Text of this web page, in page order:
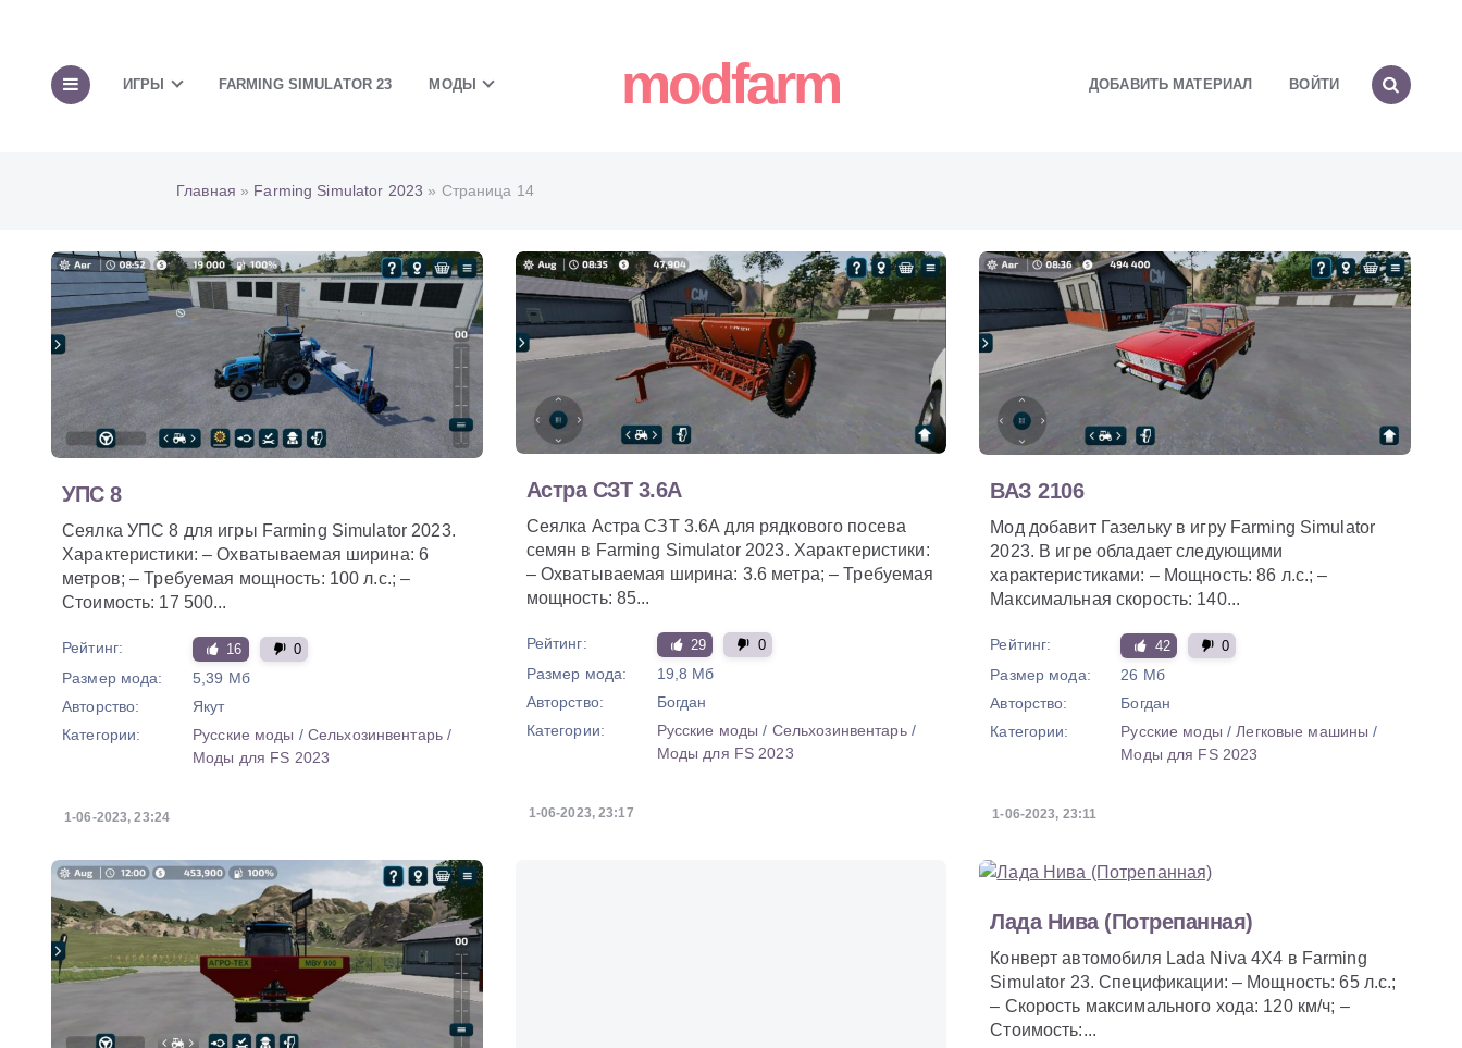
ИГРЫ FARMING SIMULATOR 23 МОДЫ modfarm ДОБАВИТЬ МАТЕРИАЛ ВОЙТИ
Главная » Farming Simulator 2023 » Страница 14
УПС 8
Сеялка УПС 8 для игры Farming Simulator 2023.
Характеристики: – Охватываемая ширина: 6
метров; – Требуемая мощность: 100 л.с.; –
Стоимость: 17 500...
Рейтинг: 16 0
Размер мода:
5,39 Мб
Авторство:
Якут
Категории:
Русские моды / Сельхозинвентарь /
Моды для FS 2023
1-06-2023, 23:24
Астра СЗТ 3.6А
Сеялка Астра СЗТ 3.6А для рядкового посева
семян в Farming Simulator 2023. Характеристики:
– Охватываемая ширина: 3.6 метра; – Требуемая
мощность: 85...
Рейтинг: 29 0
Размер мода:
19,8 Мб
Авторство:
Богдан
Категории:
Русские моды / Сельхозинвентарь/
Моды для FS 2023
1-06-2023, 23:17
ВАЗ 2106
Мод добавит Газельку в игру Farming Simulator
2023. В игре обладает следующими
характеристиками: – Мощность: 86 л.с.; –
Максимальная скорость: 140...
Рейтинг: 42 0
Размер мода:
26 Мб
Авторство:
Богдан
Категории:
Русские моды / Легковые машины /
Моды для FS 2023
1-06-2023, 23:11
Лада Нива (Потрепанная)
Конверт автомобиля Lada Niva 4X4 в Farming
Simulator 23. Спецификации: – Мощность: 65 л.с.;
– Скорость максимального хода: 120 км/ч; –
Стоимость:...